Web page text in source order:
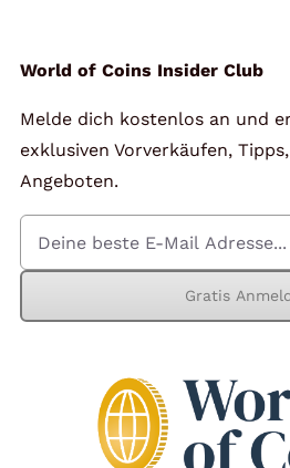
Kontakt
Mein Konto
Warenkorb
World of Coins Insider Club
Melde dich kostenlos an und
exklusiven Vorverkäufen,
Angeboten.
Gratis